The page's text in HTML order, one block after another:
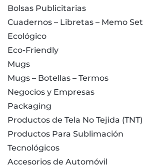
Bolsas Publicitarias
Cuadernos – Libretas – Memo Set
Ecológico
Eco-Friendly
Mugs
Mugs – Botellas – Termos
Negocios y Empresas
Packaging
Productos de Tela No Tejida (TNT)
Productos Para Sublimación
Tecnológicos
Accesorios de Automóvil